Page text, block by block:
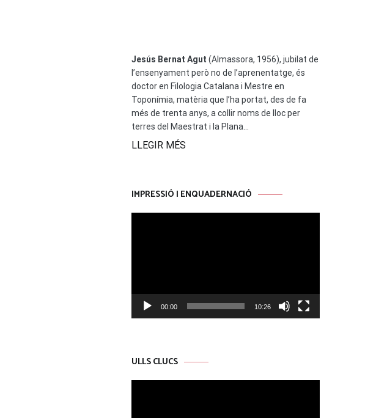
Jesús Bernat Agut (Almassora, 1956), jubilat de
l’ensenyament però no de l’aprenentatge, és
doctor en Filologia Catalana i Mestre en
Toponímia, matèria que l’ha portat, des de fa
més de trenta anys, a collir noms de lloc per
terres del Maestrat i la Plana...
LLEGIR MÉS
IMPRESSIÓ I ENQUADERNACIÓ
00:00 10:26
ULLS CLUCS